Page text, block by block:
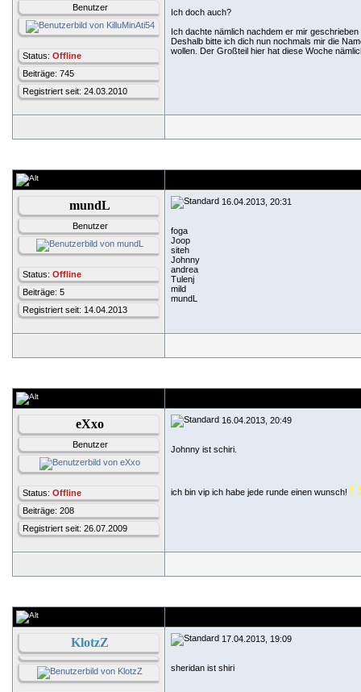
Benutzer
Status: Offline
Beiträge: 745
Registriert seit: 24.03.2010
Ich doch auch?
Ich dachte nämlich nachdem er mir
Deshalb bitte ich dich nun nochmals mir die
wollen. Der Großteil hier hat diese Woche
mundL
Benutzer
Status: Offline
Beiträge: 5
Registriert seit: 14.04.2013
16.04.2013, 20:31
foga
Joop
siteh
Johnny
andrea
Tulenj
mild
mundL
eXxo
Benutzer
Status: Offline
Beiträge: 208
Registriert seit: 26.07.2009
16.04.2013, 20:49
Johnny ist schiri.
ich bin vip ich habe jede runde einen wunsch! !
KlotzZ 17.04.2013, 19:09
sheridan ist shiri